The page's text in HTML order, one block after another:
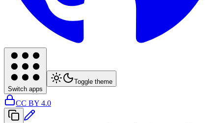
Switch apps
Toggle theme
CC BY 4.0